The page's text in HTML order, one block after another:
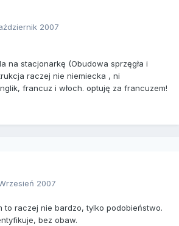
2007
na stacjonarkę (Obudowa sprzęgła i
raczej nie niemiecka , ni
francuz i włoch. optuję za francuzem!
2007
to raczej nie bardzo, tylko podobieństwo.
bez obaw.